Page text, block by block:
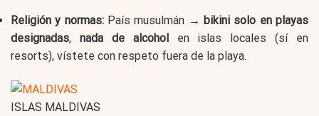
Religión y normas:País musulmán → bikini solo en playas
designadas, nada de alcoholen islas locales (sí en
resorts), vístete con respeto fuera de la playa.
ISLAS MALDIVAS